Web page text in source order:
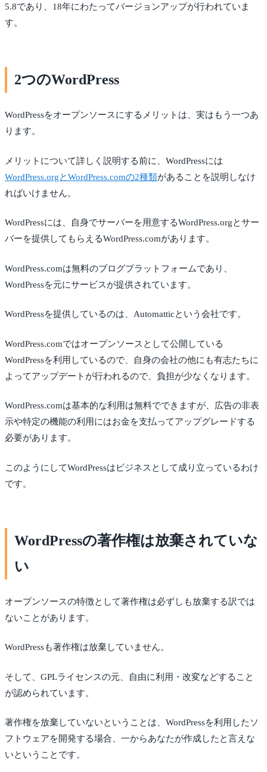
5.8であり、18年にわたってバージョンアップが行われていま
す。
2つのWordPress
WordPressをオープンソースにするメリットは、実はもう一つあ
ります。
メリットについて詳しく説明する前に、WordPressには
WordPress.orgとWordPress.comの2種類があることを説明しなけ
ればいけません。
WordPressには、自身でサーバーを用意するWordPress.orgとサー
バーを提供してもらえるWordPress.comがあります。
WordPress.comは無料のブログプラットフォームであり、
WordPressを元にサービスが提供されています。
WordPressを提供しているのは、Automatticという会社です。
WordPress.comではオープンソースとして公開している
WordPressを利用しているので、自身の会社の他にも有志たちに
よってアップデートが行われるので、負担が少なくなります。
WordPress.comは基本的な利用は無料でできますが、広告の非表
示や特定の機能の利用にはお金を支払ってアップグレードする
必要があります。
このようにしてWordPressはビジネスとして成り立っているわけ
です。
WordPressの著作権は放棄されていな
い
オープンソースの特徴として著作権は必ずしも放棄する訳では
ないことがあります。
WordPressも著作権は放棄していません。
そして、GPLライセンスの元、自由に利用・改変などすること
が認められています。
著作権を放棄していないということは、WordPressを利用したソ
フトウェアを開発する場合、一からあなたが作成したと言えな
いということです。